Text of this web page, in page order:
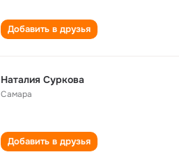
Добавить в друзья
Наталия Суркова
Самара
Добавить в друзья